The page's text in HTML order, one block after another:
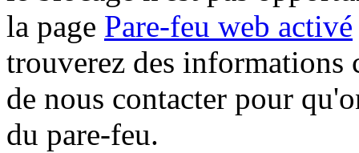
la page Pare-feu web activé
trouverez des informations
de nous contacter pour
du pare-feu.